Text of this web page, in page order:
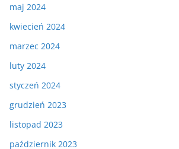
maj 2024
kwiecień 2024
marzec 2024
luty 2024
styczeń 2024
grudzień 2023
listopad 2023
październik 2023